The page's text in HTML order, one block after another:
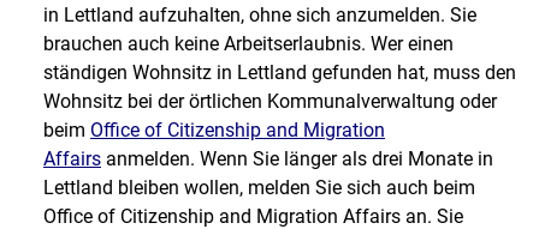
in Lettland aufzuhalten, ohne sich anzumelden. Sie
brauchen auch keine Arbeitserlaubnis. Wer einen
ständigen Wohnsitz in Lettland gefunden hat, muss den
Wohnsitz bei der örtlichen Kommunalverwaltung oder
beim Office of Citizenship and Migration
Affairs anmelden. Wenn Sie länger als drei Monate in
Lettland bleiben wollen, melden Sie sich auch beim
Office of Citizenship and Migration Affairs an. Sie